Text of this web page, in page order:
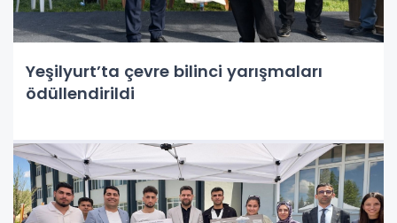
Yeşilyurt’ta çevre bilinci yarışmaları
ödüllendirildi